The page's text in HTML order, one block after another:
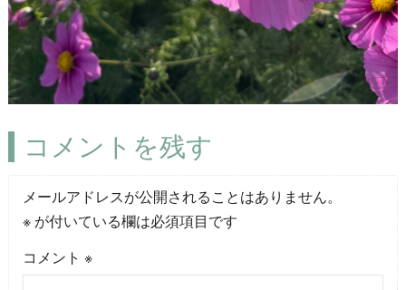
コメントを残す
メールアドレスが公開されることはありません。
※が付いている欄は必須項目です
コメント ※